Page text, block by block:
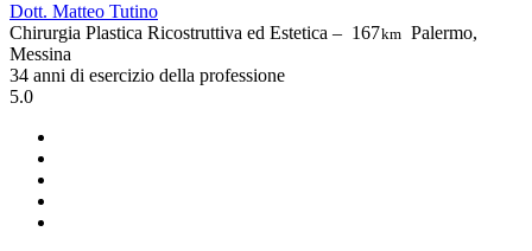
Dott. Matteo Tutino
Chirurgia Plastica Ricostruttiva ed Estetica – 167km Palermo,
Messina
34 anni di esercizio della professione
5.0